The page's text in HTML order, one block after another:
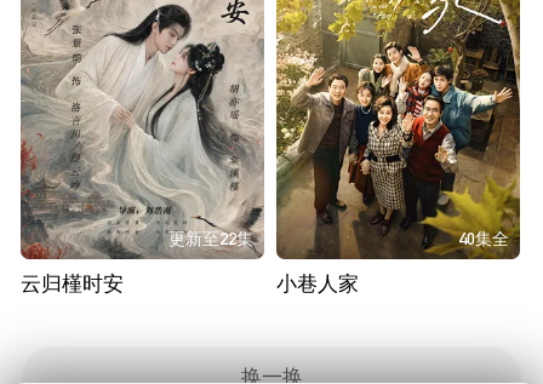
更新至22集
云归槿时安
40集全
小巷人家
换一换